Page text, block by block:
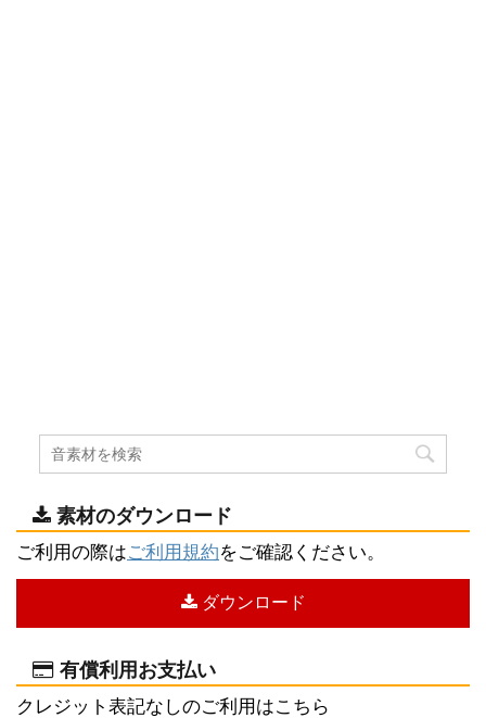
素材のダウンロード
ご利用の際はご利用規約をご確認ください。
ダウンロード
有償利用お支払い
クレジット表記なしのご利用はこちら